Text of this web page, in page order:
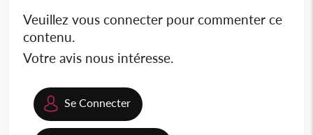
Veuillez vous connecter pour commenter ce
contenu.
Votre avis nous intéresse.
Se Connecter